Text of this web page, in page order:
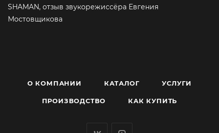
SHAMAN, отзыв звукорежиссёра Евгения
Мостовщикова
О КОМПАНИИ КАТАЛОГ УСЛУГИ
ПРОИЗВОДСТВО КАК КУПИТЬ